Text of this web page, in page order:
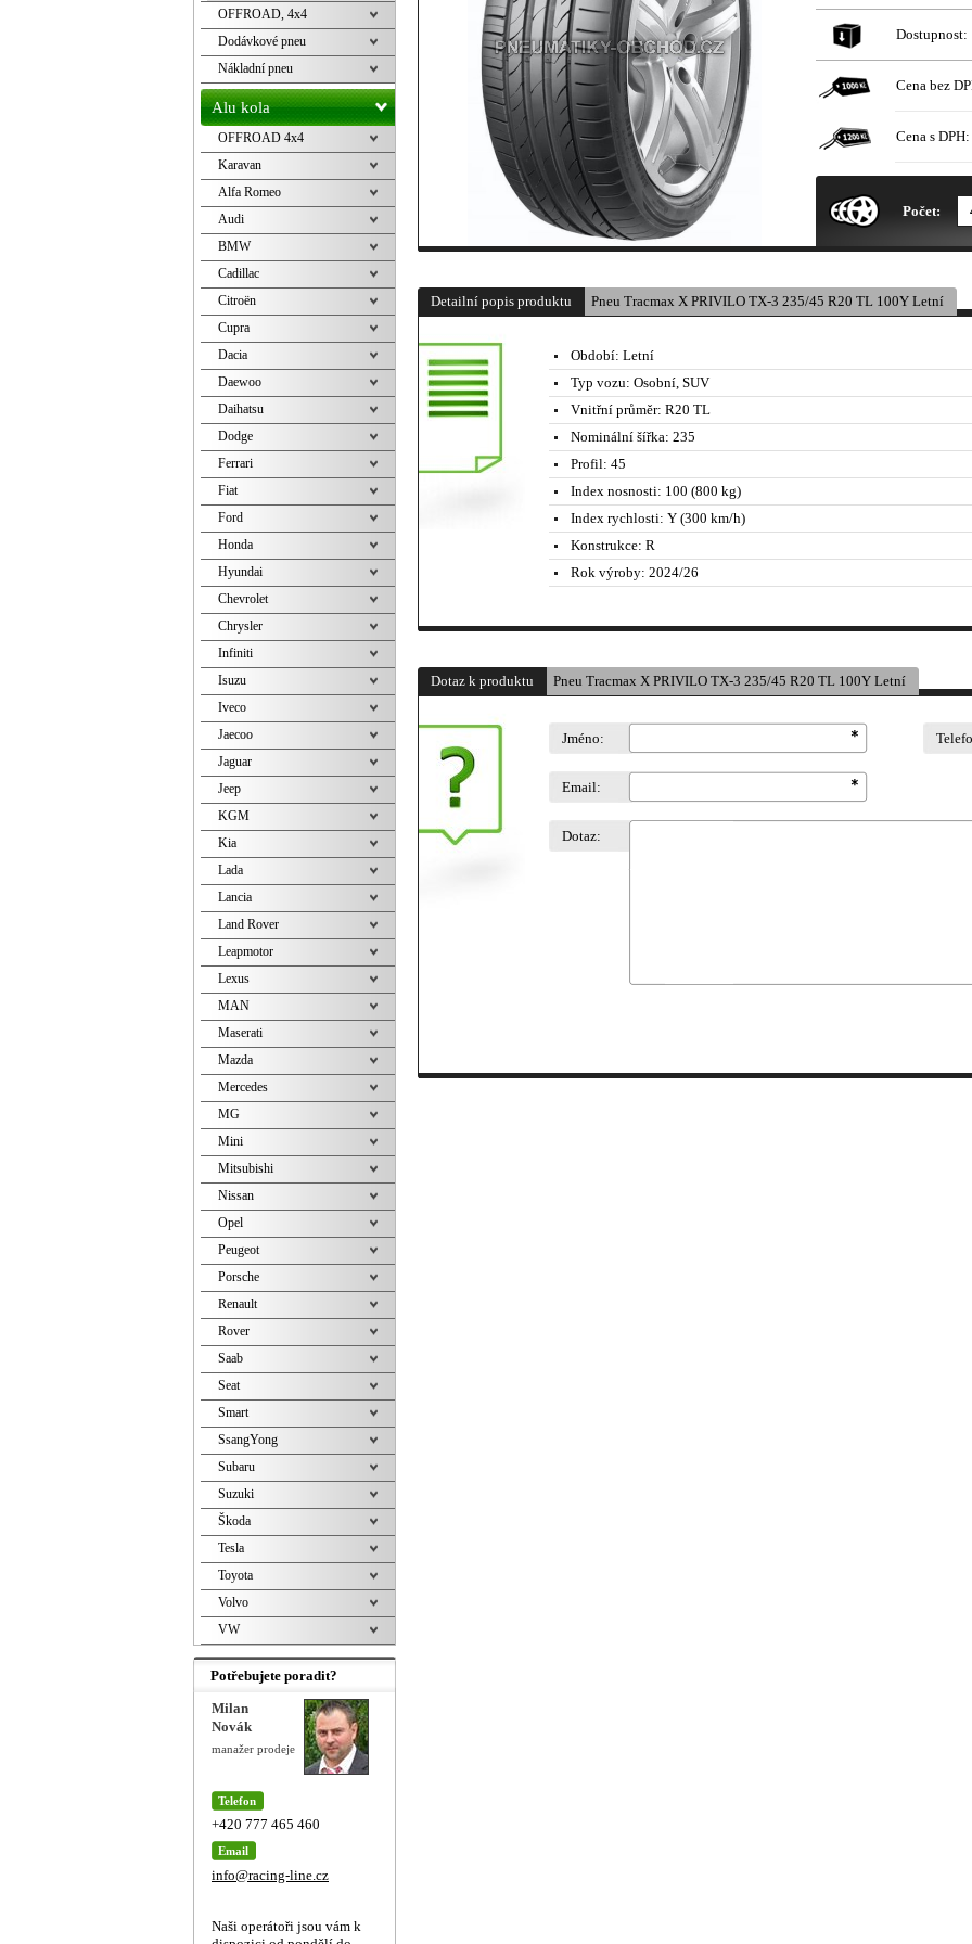
Dostupnost:
Cena bez
Cena s DPH:
Počet:
Detailní popis produktu Pneu Tracmax X PRIVILO TX-3 235/45 R20 TL 100Y Letní
Období: Letní
Typ vozu: Osobní, SUV
Vnitřní průměr: R20 TL
Nominální šířka: 235
Profil: 45
Index nosnosti: 100 (800 kg)
Index rychlosti: Y (300 km/h)
Konstrukce: R
Rok výroby: 2024/26
Dotaz k produktu Pneu Tracmax X PRIVILO TX-3 235/45 R20 TL 100Y Letní
Jméno:
Email:
Dotaz:
OFFROAD, 4x4
Dodávkové pneu
Nákladní pneu
Alu kola
OFFROAD 4x4
Karavan
Alfa Romeo
Audi
BMW
Cadillac
Citroën
Cupra
Dacia
Daewoo
Daihatsu
Dodge
Ferrari
Fiat
Ford
Honda
Hyundai
Chevrolet
Chrysler
Infiniti
Isuzu
Iveco
Jaecoo
Jaguar
Jeep
KGM
Kia
Lada
Lancia
Land Rover
Leapmotor
Lexus
MAN
Maserati
Mazda
Mercedes
MG
Mini
Mitsubishi
Nissan
Opel
Peugeot
Porsche
Renault
Rover
Saab
Seat
Smart
SsangYong
Subaru
Suzuki
Škoda
Tesla
Toyota
Volvo
VW
Potřebujete poradit?
Milan
Novák
manažer prodeje
Telefon
+420 777 465 460
Email
info@racing-line.cz
Naši operátoři jsou vám k